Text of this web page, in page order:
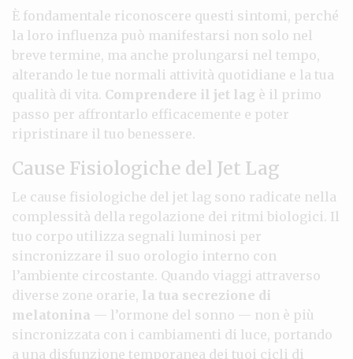
È fondamentale riconoscere questi sintomi, perché
la loro influenza può manifestarsi non solo nel
breve termine, ma anche prolungarsi nel tempo,
alterando le tue normali attività quotidiane e la tua
qualità di vita. Comprendere il jet lag è il primo
passo per affrontarlo efficacemente e poter
ripristinare il tuo benessere.
Cause Fisiologiche del Jet Lag
Le cause fisiologiche del jet lag sono radicate nella
complessità della regolazione dei ritmi biologici. Il
tuo corpo utilizza segnali luminosi per
sincronizzare il suo orologio interno con
l’ambiente circostante. Quando viaggi attraverso
diverse zone orarie, la tua secrezione di
melatonina — l’ormone del sonno — non è più
sincronizzata con i cambiamenti di luce, portando
a una disfunzione temporanea dei tuoi cicli di